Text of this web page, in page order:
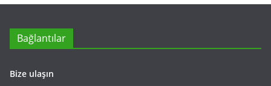
Bağlantılar
Bize ulaşın